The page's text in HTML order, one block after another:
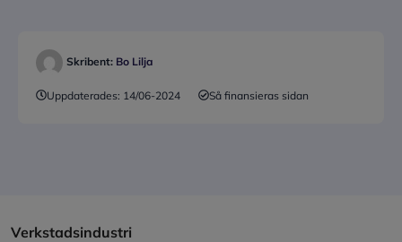
Skribent: Bo Lilja
Uppdaterades: 14/06-2024 Så finansieras sidan
Verkstadsindustri